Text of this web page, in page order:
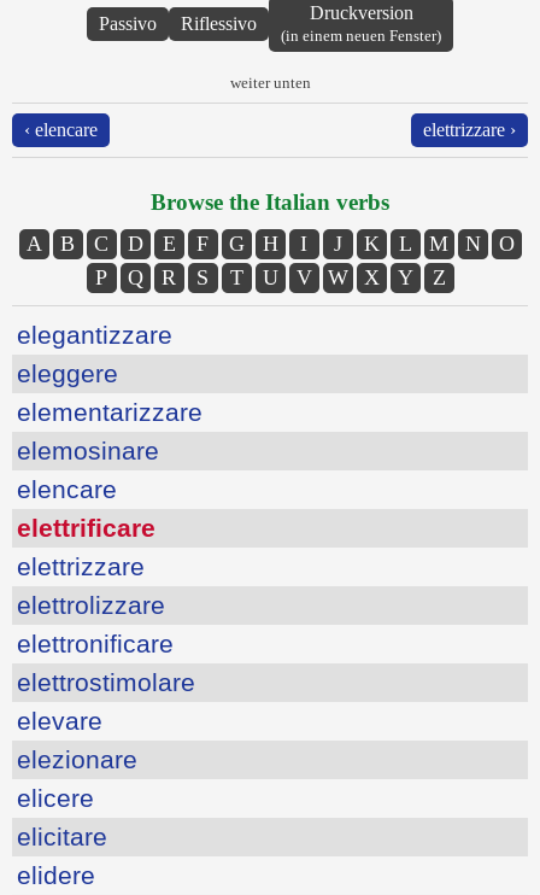
Passivo Riflessivo
Druckversion
(in einem neuen Fenster)
weiter unten
‹ elencare elettrizzare ›
Browse the Italian verbs
A B C D E F G H I J K L M N
O
P
Q R S T U V W X Y Z
elegantizzare
eleggere
elementarizzare
elemosinare
elencare
elettrificare
elettrizzare
elettrolizzare
elettronificare
elettrostimolare
elevare
elezionare
elicere
elicitare
elidere